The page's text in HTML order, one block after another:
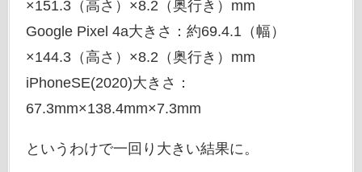
×151.3（高さ）×8.2（奥行き）mm
Google Pixel 4a大きさ：約69.4.1（幅）
×144.3（高さ）×8.2（奥行き）mm
iPhoneSE(2020)大きさ：
67.3mm×138.4mm×7.3mm
というわけで一回り大きい結果に。